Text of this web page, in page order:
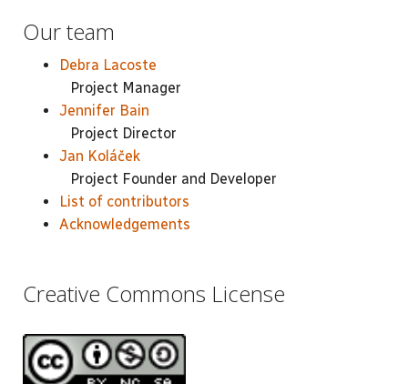
Our team
Debra Lacoste
Project Manager
Jennifer Bain
Project Director
Jan Koláček
Project Founder and Developer
List of contributors
Acknowledgements
Creative Commons License